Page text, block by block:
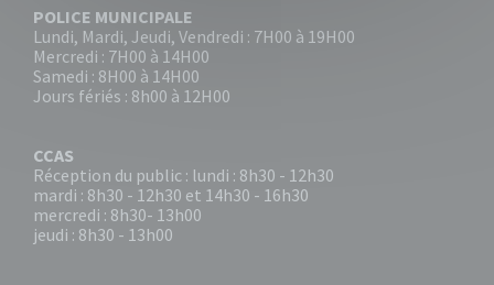
POLICE MUNICIPALE
Lundi, Mardi, Jeudi, Vendredi : 7H00 à 19H00
Mercredi : 7H00 à 14H00
Samedi : 8H00 à 14H00
Jours fériés : 8h00 à 12H00
CCAS
Réception du public : lundi : 8h30 - 12h30
mardi : 8h30 - 12h30 et 14h30 - 16h30
mercredi : 8h30- 13h00
jeudi : 8h30 - 13h00